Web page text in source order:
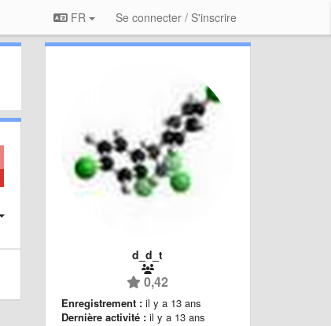
FR Se connecter / S'inscrire
d_d_t
0,42
Enregistrement : il y a 13 ans
Dernière activité : il y a 13 ans